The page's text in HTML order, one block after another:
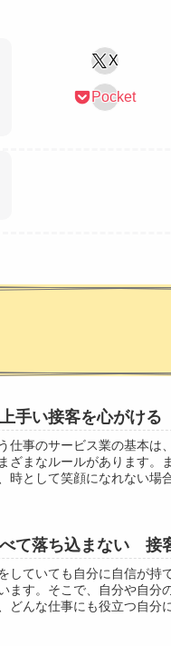
X
Pocket
手い接客を心がける
仕事のサービス業の基本は
ざまなルールがあります。
時として笑顔になれない場
て落ち込まない 接
していても自分に自信が持
ます。そこで、自分や自分
どんな仕事にも役立つ自分